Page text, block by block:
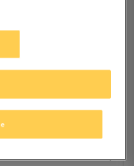
od nas powiadomienie.